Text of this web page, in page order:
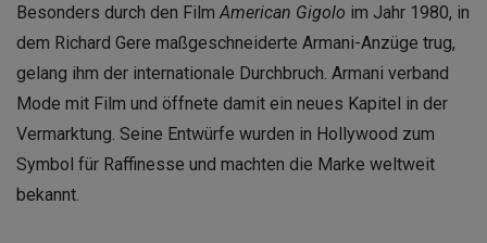
Besonders durch den FilmAmerican Gigolo im Jahr 1980, in
dem Richard Gere maßgeschneiderte Armani-Anzüge trug,
gelang ihm der internationale Durchbruch. Armani verband
Mode mit Film und öffnete damit ein neues Kapitel in der
Vermarktung. Seine Entwürfe wurden in Hollywood zum
Symbol für Raffinesse und machten die Marke weltweit
bekannt.